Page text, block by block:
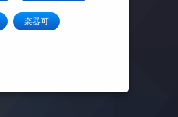
楽器可